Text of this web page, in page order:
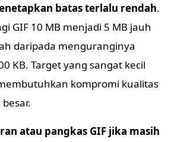
batas terlalu rendah.
GIF 10 MB menjadi 5 MB jauh
daripada menguranginya
KB. Target yang sangat kecil
kompromi kualitas
atau pangkas GIF jika masih